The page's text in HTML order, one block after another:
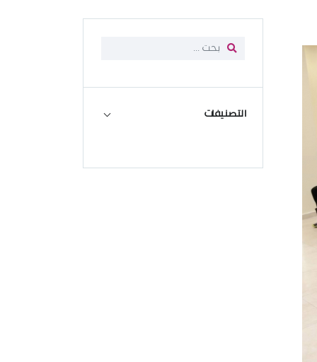
التصنيفات